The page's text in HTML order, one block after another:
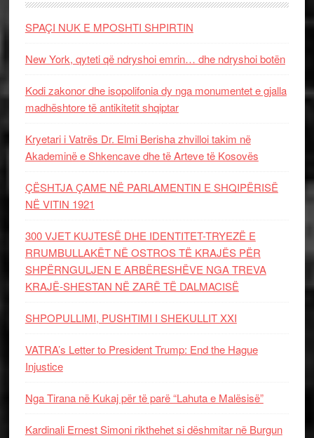
SPAÇI NUK E MPOSHTI SHPIRTIN
New York, qyteti që ndryshoi emrin… dhe ndryshoi botën
Kodi zakonor dhe isopolifonia dy nga monumentet e gjalla
madhështore të antikitetit shqiptar
Kryetari i Vatrës Dr. Elmi Berisha zhvilloi takim në
Akademinë e Shkencave dhe të Arteve të Kosovës
ÇËSHTJA ÇAME NË PARLAMENTIN E SHQIPËRISË
NË VITIN 1921
300 VJET KUJTESË DHE IDENTITET-TRYEZË E
RRUMBULLAKËT NË OSTROS TË KRAJËS PËR
SHPËRNGULJEN E ARBËRESHËVE NGA TREVA
KRAJË-SHESTAN NË ZARË TË DALMACISË
SHPOPULLIMI, PUSHTIMI I SHEKULLIT XXI
VATRA’s Letter to President Trump: End the Hague
Injustice
Nga Tirana në Kukaj për të parë “Lahuta e Malësisë”
Kardinali Ernest Simoni rikthehet si dëshmitar në Burgun